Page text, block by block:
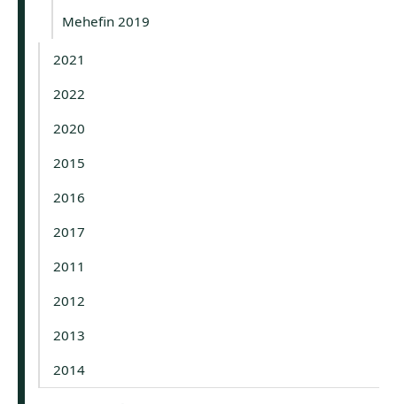
Mehefin 2019
2021
2022
2020
2015
2016
2017
2011
2012
2013
2014